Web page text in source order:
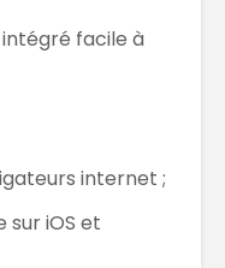
facile à
internet ;
iOS et